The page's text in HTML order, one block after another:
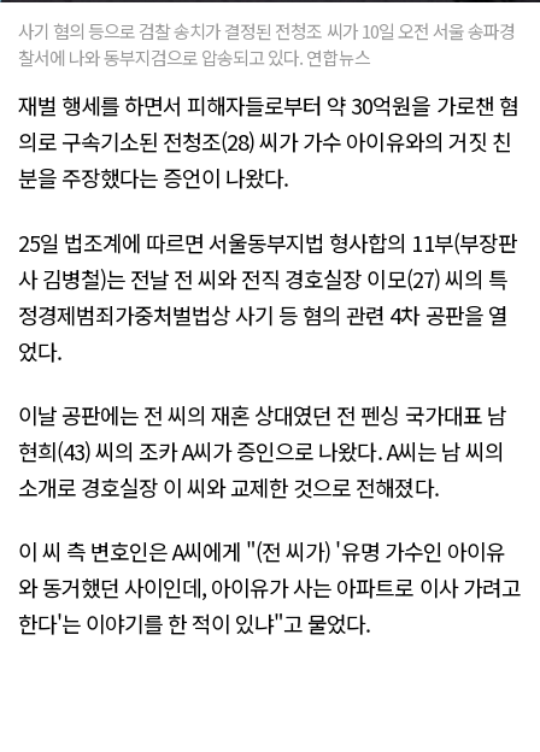
사기 혐의 등으로 검찰 송치가 결정된 전청조 씨가 10일 오전 서울 송파경
찰서에 나와 동부지검으로 압송되고 있다. 연합뉴스
재벌 행세를 하면서 피해자들로부터 약 30억원을 가로챈 혐
의로 구속기소된 전청조(28) 씨가 가수 아이유와의 거짓 친
분을 주장했다는 증언이 나왔다.
25일 법조계에 따르면 서울동부지법 형사합의 11부(부장판
사 김병철)는 전날 전 씨와 전직 경호실장 이모(27) 씨의 특
정경제범죄가중처벌법상 사기 등 혐의 관련 4차 공판을 열
었다.
이날 공판에는 전 씨의 재혼 상대였던 전 펜싱 국가대표 남
현희(43) 씨의 조카 A씨가 증인으로 나왔다. A씨는 남 씨의
소개로 경호실장 이 씨와 교제한 것으로 전해졌다.
이 씨 측 변호인은 A씨에게 "(전 씨가) '유명 가수인 아이유
와 동거했던 사이인데, 아이유가 사는 아파트로 이사 가려고
한다'는 이야기를 한 적이 있냐"고 물었다.